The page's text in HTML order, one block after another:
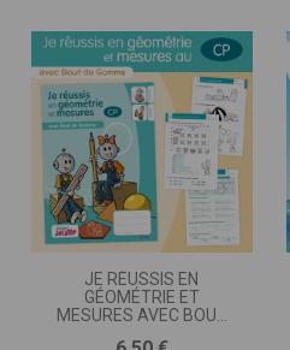
JE RÉUSSIS EN
GÉOMÉTRIE ET
MESURES AVEC BOUT